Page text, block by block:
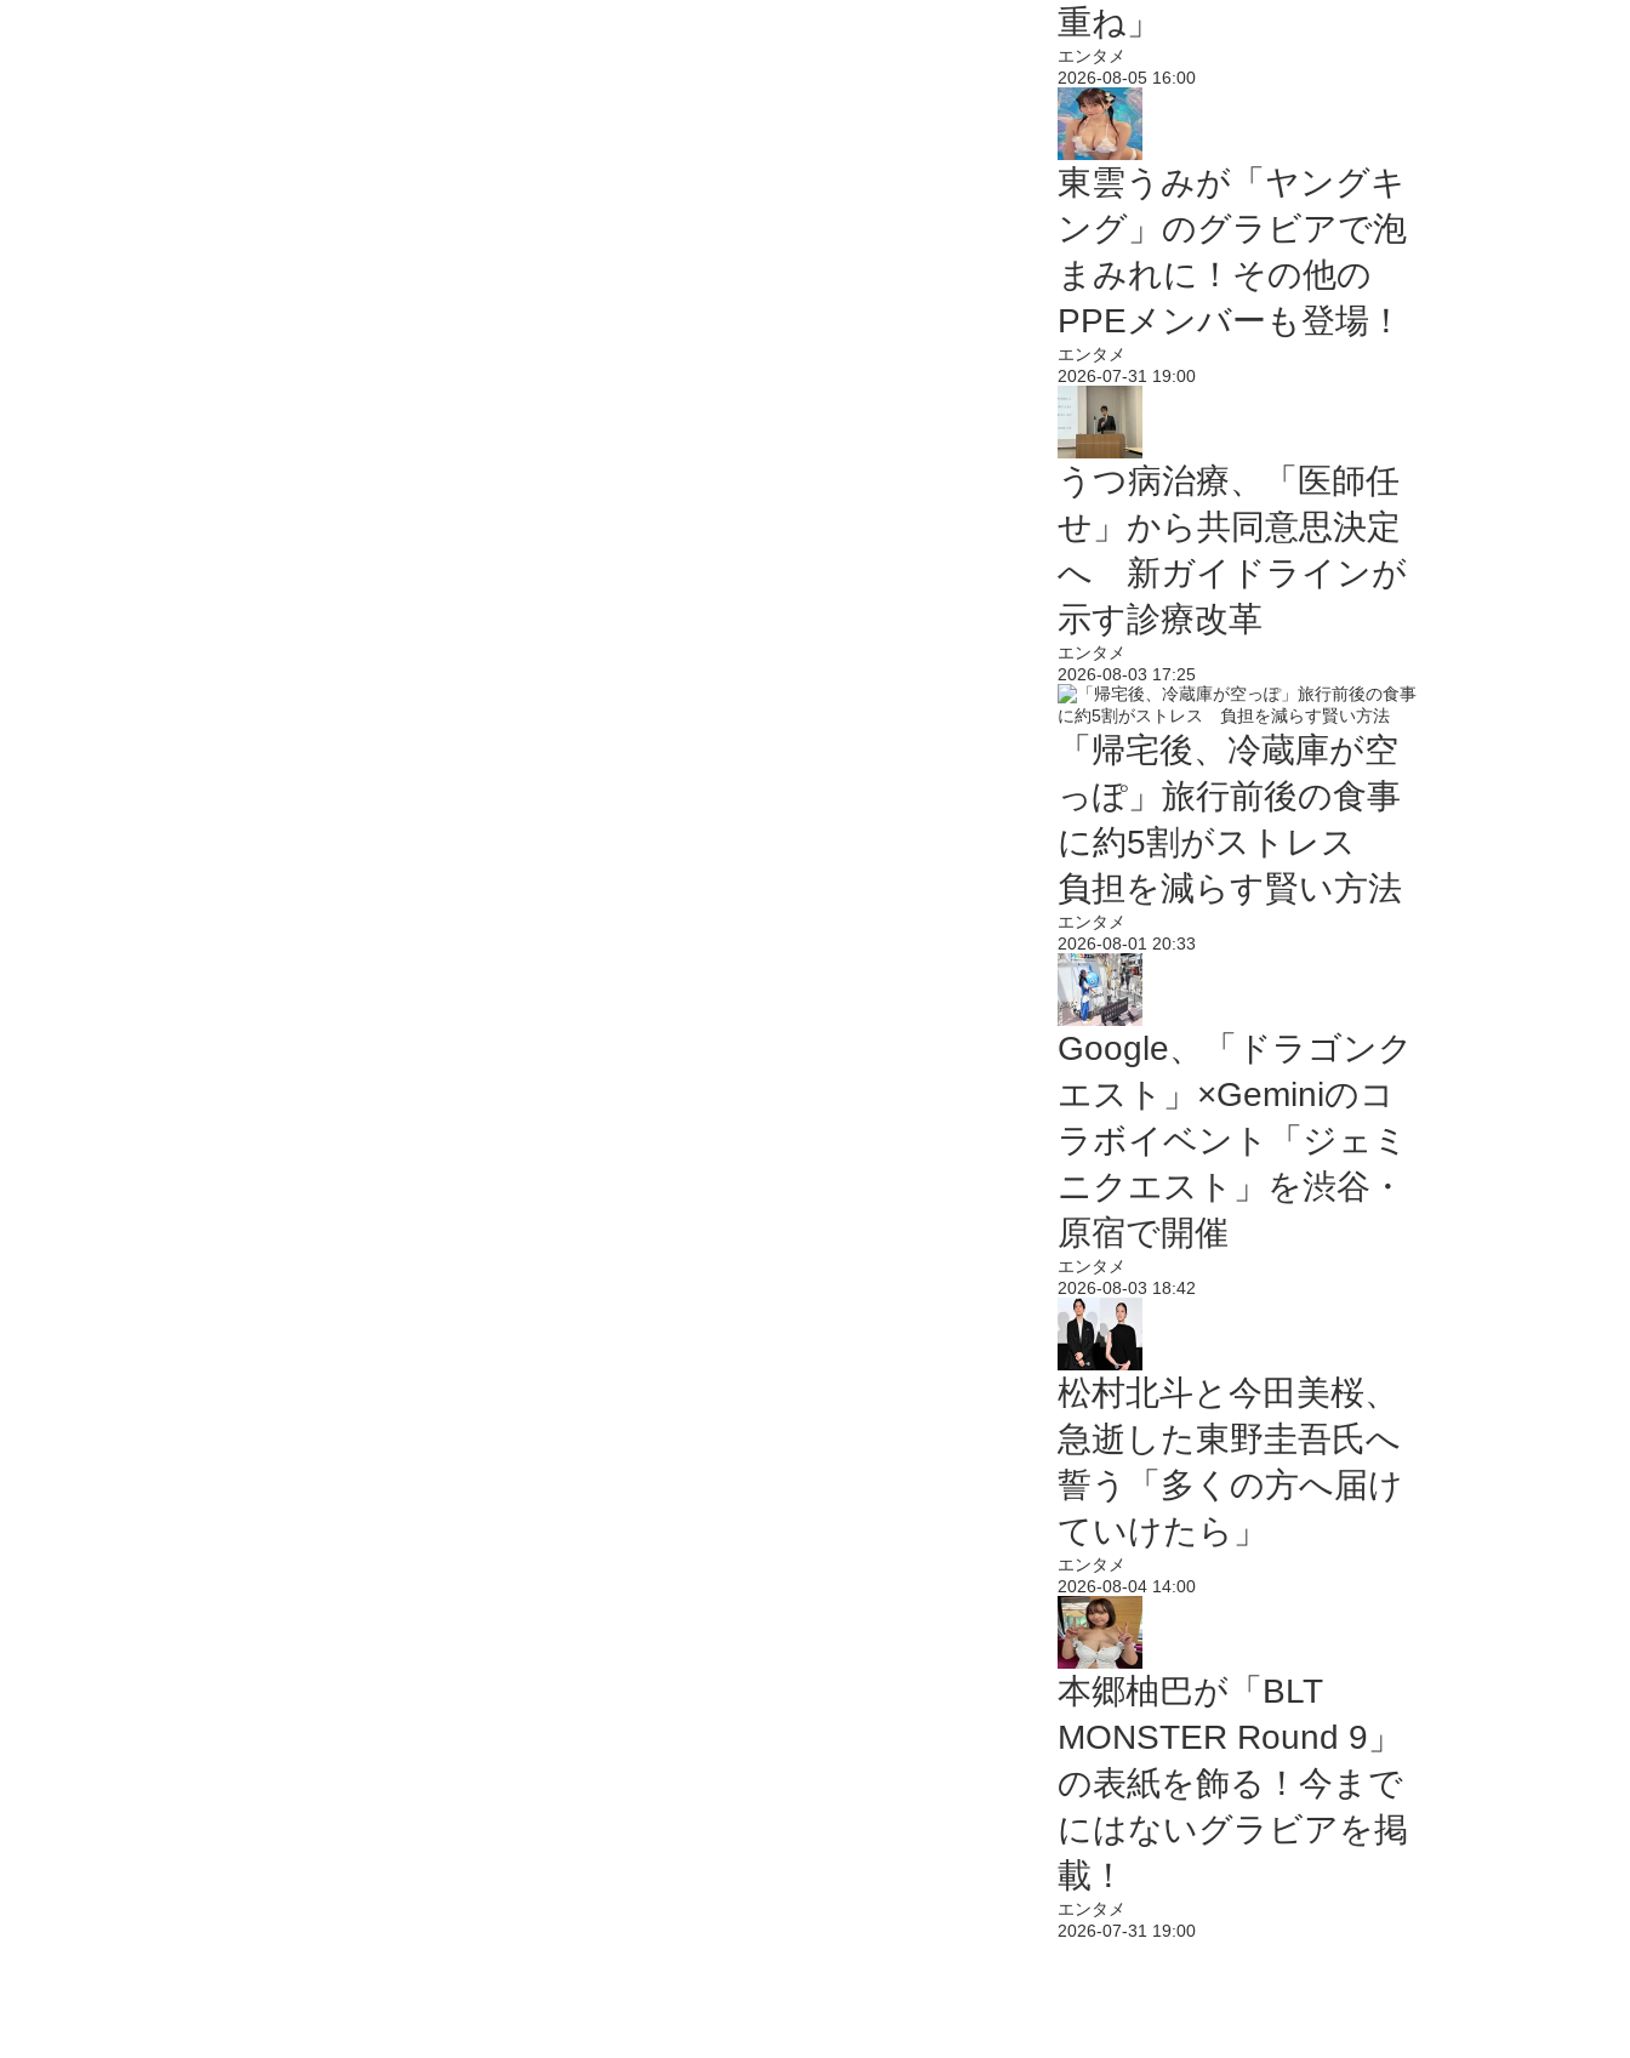
重ね」
エンタメ
2026-08-05 16:00
東雲うみが「ヤングキ
ング」のグラビアで泡
まみれに！その他の
PPEメンバーも登場！
エンタメ
2026-07-31 19:00
うつ病治療、「医師任
せ」から共同意思決定
へ 新ガイドラインが
示す診療改革
エンタメ
2026-08-03 17:25
「帰宅後、冷蔵庫が空
っぽ」旅行前後の食事
に約5割がストレス
負担を減らす賢い方法
エンタメ
2026-08-01 20:33
Google、「ドラゴンク
エスト」×Geminiのコ
ラボイベント「ジェミ
ニクエスト」を渋谷・
原宿で開催
エンタメ
2026-08-03 18:42
松村北斗と今田美桜、
急逝した東野圭吾氏へ
誓う「多くの方へ届け
ていけたら」
エンタメ
2026-08-04 14:00
本郷柚巴が「BLT
MONSTER Round 9」
の表紙を飾る！今まで
にはないグラビアを掲
載！
エンタメ
2026-07-31 19:00